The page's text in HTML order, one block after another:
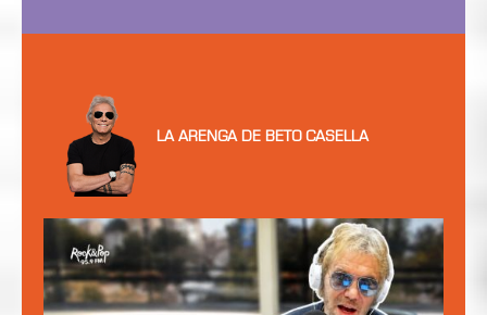
LA ARENGA DE BETO CASELLA